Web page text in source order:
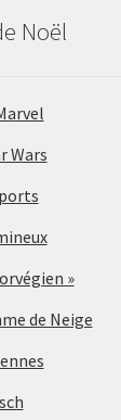
Noël
Wars
»
de Neige